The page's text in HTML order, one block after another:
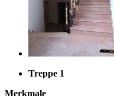
Treppe 1
Merkmale